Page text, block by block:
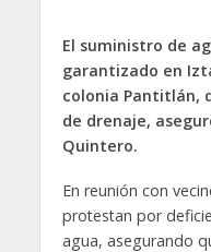
El suministro de
garantizado en
colonia Pantitlán,
de drenaje,
Quintero.
En reunión con
protestan por
agua, asegurando